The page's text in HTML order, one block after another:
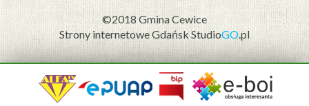
©2018 Gmina Cewice
Strony internetowe GdańskStudioGO.pl